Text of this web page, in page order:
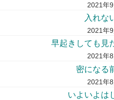
2021年
入れな
2021年
早起きしても見
2021年
密になる
2021年
いよいよは